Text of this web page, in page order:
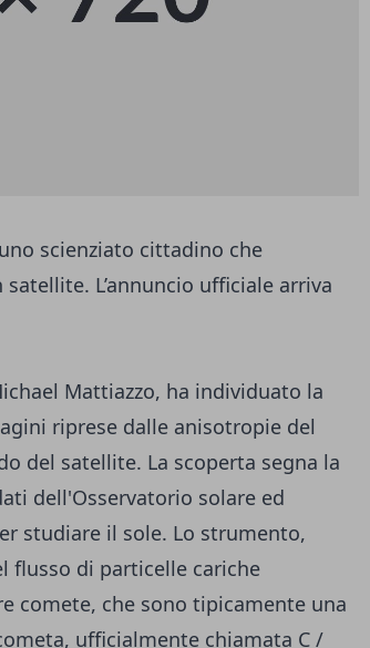
scienziato cittadino che
L’annuncio ufficiale arriva
Mattiazzo, ha individuato la
riprese dalle anisotropie del
del satellite. La scoperta segna la
dell'Osservatorio solare ed
studiare il sole. Lo strumento,
flusso di particelle cariche
comete, che sono tipicamente una
ufficialmente chiamata C /